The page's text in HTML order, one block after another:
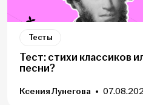
Тесты
Тест: стихи классиков
песни?
Ксения Лунегова